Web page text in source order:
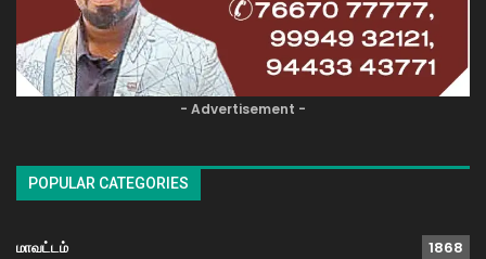
- Advertisement -
POPULAR CATEGORIES
மாவட்டம் 1868